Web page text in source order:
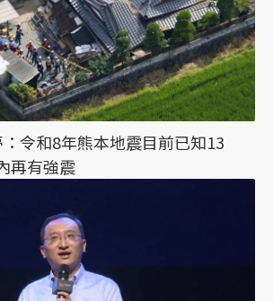
令和8年熊本地震目前已知13
再有強震